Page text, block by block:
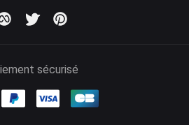
sécurisé